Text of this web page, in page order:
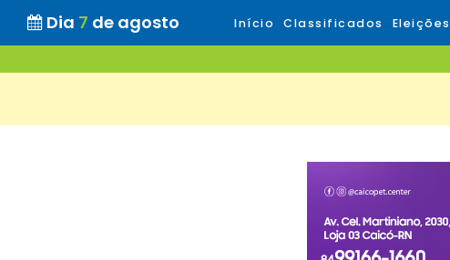
Dia 7 de agosto Início Classificados Eleições